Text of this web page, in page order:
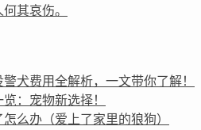
其哀伤。
犬费用全解析，一文带你了解！
：宠物新选择！
么办（爱上了家里的狼狗）